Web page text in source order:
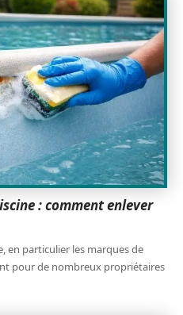
: comment enlever
en particulier les marques de
pour de nombreux propriétaires